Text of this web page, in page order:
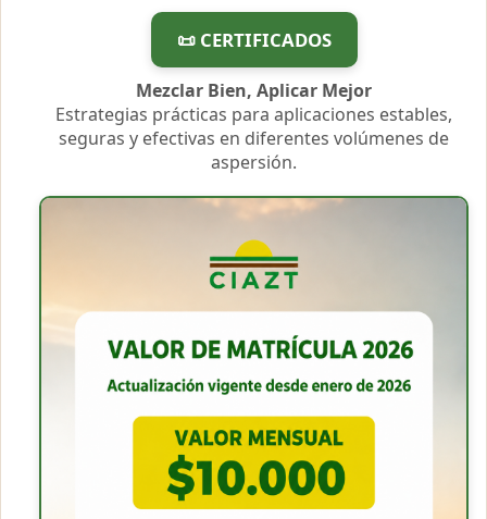
📜 CERTIFICADOS
Mezclar Bien, Aplicar Mejor
Estrategias prácticas para aplicaciones estables,
seguras y efectivas en diferentes volúmenes de
aspersión.